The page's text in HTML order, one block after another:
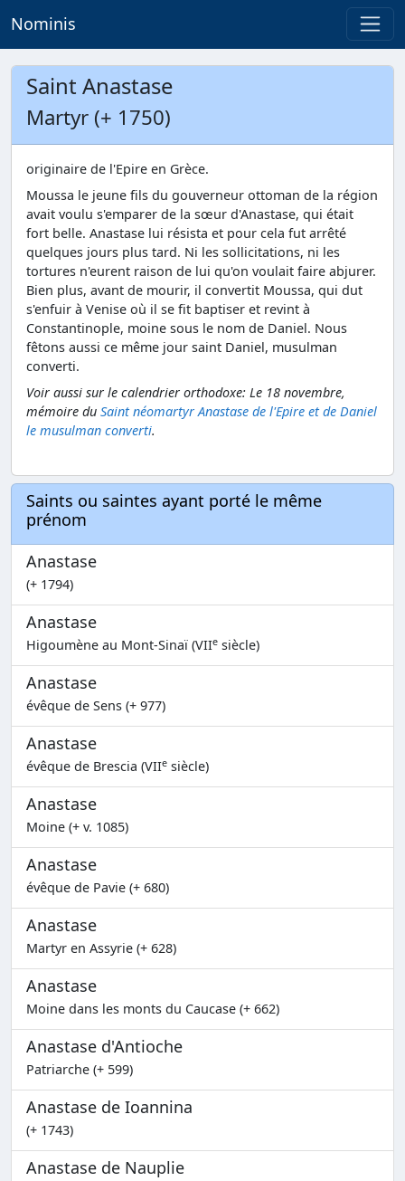
Nominis
Saint Anastase
Martyr (+ 1750)
originaire de l'Epire en Grèce.
Moussa le jeune fils du gouverneur ottoman de la région
avait voulu s'emparer de la sœur d'Anastase, qui était
fort belle. Anastase lui résista et pour cela fut arrêté
quelques jours plus tard. Ni les sollicitations, ni les
tortures n'eurent raison de lui qu'on voulait faire abjurer.
Bien plus, avant de mourir, il convertit Moussa, qui dut
s'enfuir à Venise où il se fit baptiser et revint à
Constantinople, moine sous le nom de Daniel. Nous
fêtons aussi ce même jour saint Daniel, musulman
converti.
Voir aussi sur le calendrier orthodoxe: Le 18 novembre,
mémoire du Saint néomartyr Anastase de l'Epire et de Daniel
le musulman converti.
Saints ou saintes ayant porté le même
prénom
Anastase
(+ 1794)
Anastase
Higoumène au Mont-Sinaï (VIIe siècle)
Anastase
évêque de Sens (+ 977)
Anastase
évêque de Brescia (VIIe siècle)
Anastase
Moine (+ v. 1085)
Anastase
évêque de Pavie (+ 680)
Anastase
Martyr en Assyrie (+ 628)
Anastase
Moine dans les monts du Caucase (+ 662)
Anastase d'Antioche
Patriarche (+ 599)
Anastase de Ioannina
(+ 1743)
Anastase de Nauplie